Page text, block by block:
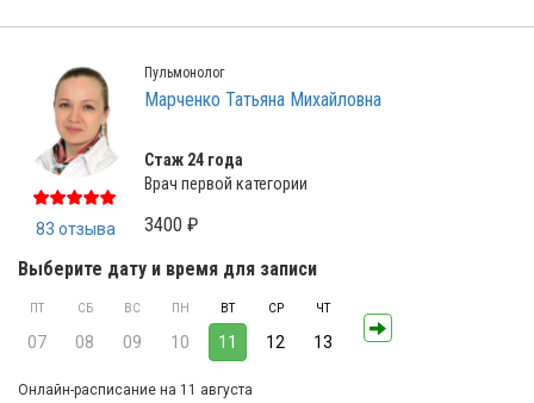
83 отзыва
Пульмонолог
Марченко Татьяна Михайловна
Стаж 24 года
Врач первой категории
3400 ₽
Выберите дату и время для записи
ПТ
07
СБ
08
ВС
09
ПН
10
ВТ
11
СР
12
ЧТ
13
Онлайн-расписание на 11 августа